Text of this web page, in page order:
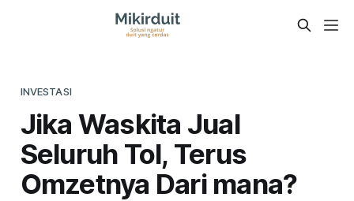
INVESTASI
Jika Waskita Jual
Seluruh Tol, Terus
Omzetnya Dari mana?